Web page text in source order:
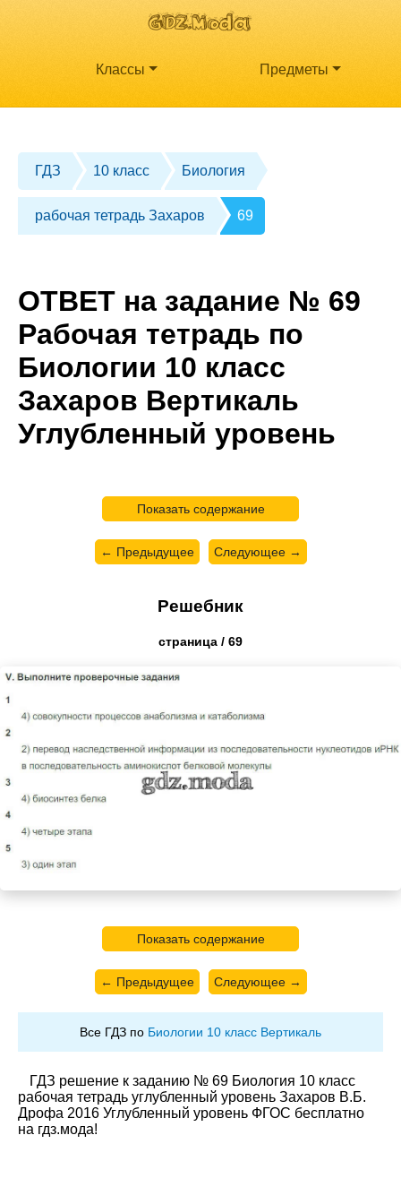
Классы Предметы
ГДЗ 10 класс Биология
рабочая тетрадь Захаров 69
ОТВЕТ на задание № 69
Рабочая тетрадь по
Биологии 10 класс
Захаров Вертикаль
Углубленный уровень
Показать содержание
← Предыдущее Следующее →
Решебник
страница / 69
Показать содержание
← Предыдущее Следующее →
Все ГДЗ по Биологии 10 класс Вертикаль
ГДЗ решение к заданию № 69 Биология 10 класс
рабочая тетрадь углубленный уровень Захаров В.Б.
Дрофа 2016 Углубленный уровень ФГОС бесплатно
на гдз.мода!